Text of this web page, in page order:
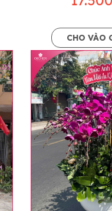
lan hồ điệp đẹp và
thực tế và trên
sẽ thay đổi về độ
Orchids cam
và kiểu chậu cũng
vẫn giữ nguyên mức
CHO VÀO